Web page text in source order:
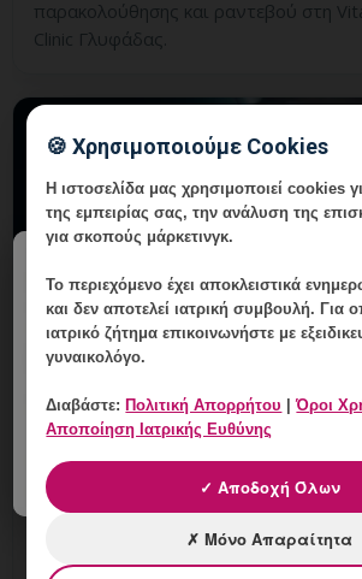
παρακολούθησης και ραντεβού στη
Clinic Γλυφάδας.
Πολλαπλές Βιοψίες στην
Χρειαστούν;
Πολλαπλές Βιοψίες στην
🍪 Χρησιμοποιούμε Cookies
Η ιστοσελίδα μας χρησιμοποιεί cookies
της εμπειρίας σας, την ανάλυση της
για σκοπούς μάρκετινγκ.
Το περιεχόμενο έχειαποκλειστικά
και δεν αποτελεί ιατρική συμβουλή. Για
ιατρικό ζήτημα επικοινωνήστε με
γυναικολόγο.
Διαβάστε: Πολιτική Απορρήτου |Όροι
Αποποίηση Ιατρικής Ευθύνης
✓ Αποδοχή Όλων
✗ Μόνο Απαραίτητα